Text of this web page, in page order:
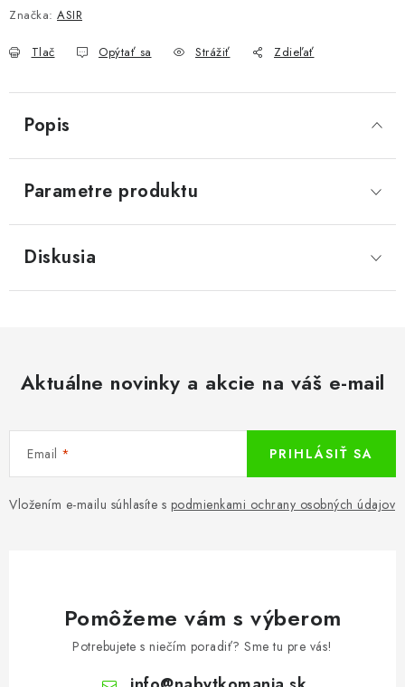
Značka: ASIR
Tlač Opýtať sa Strážiť Zdieľať
Popis
Parametre produktu
Diskusia
Aktuálne novinky a akcie na váš e-mail
Email
Vložením e-mailu súhlasíte s podmienkami ochrany osobných údajov
PRIHLÁSIŤ SA
Pomôžeme vám s výberom
Potrebujete s niečím poradiť? Sme tu pre vás!